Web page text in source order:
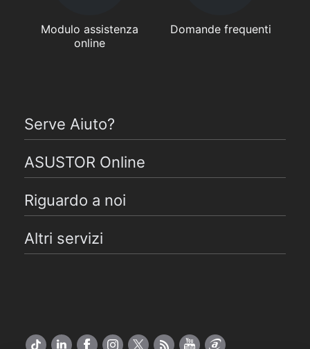
Modulo assistenza
online
Domande frequenti
Serve Aiuto?
ASUSTOR Online
Riguardo a noi
Altri servizi